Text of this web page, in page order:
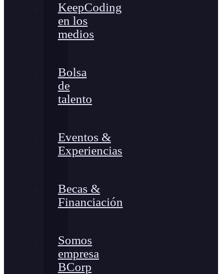
KeepCoding
en los
medios
Bolsa
de
talento
Eventos &
Experiencias
Becas &
Financiación
Somos
empresa
BCorp